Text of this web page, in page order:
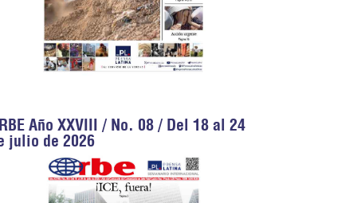
Año XXVIII / No. 08 / Del 18 al 24
julio de 2026